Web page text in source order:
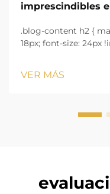
imprescindibles
.blog-content h2 {
18px; font-size: 24px
margin-bottom:
w...
VER MÁS